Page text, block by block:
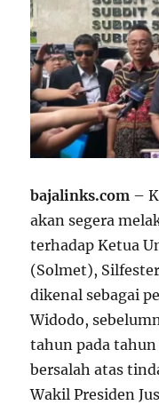
bajalinks.com –
akan segera
terhadap Ketua
(Solmet),
dikenal sebagai
Widodo,
tahun pada
bersalah atas
Wakil Presiden